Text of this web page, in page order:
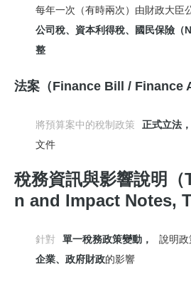
每年一次（有時兩次）由財政大臣
公司稅、資本利得稅、國民保險（
整
法案（Finance Bill / Finance
將預算案中的稅制政策 正式立法，
文件
稅務資訊與影響說明
n and Impact Notes,
針對 單一稅務政策變動， 說明
企業、政府財政的影響